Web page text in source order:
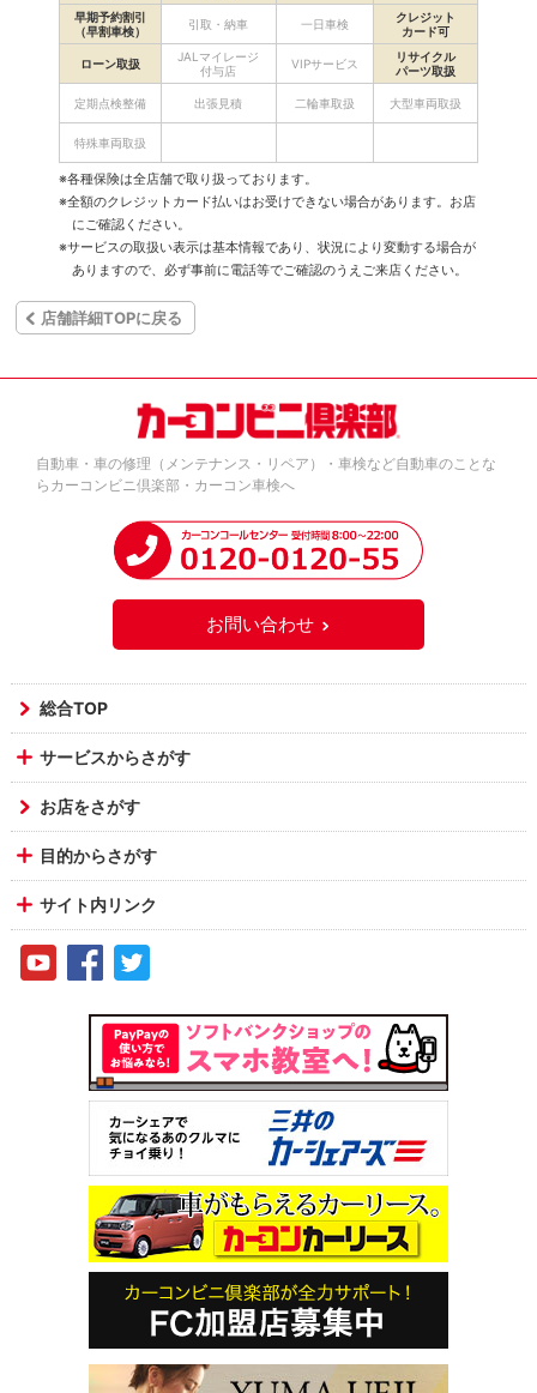
早期予約割引
（早割車検）
引取・納車 一日車検
クレジット
カード可
ローン取扱
JALマイレージ
付与店
VIPサービス
リサイクル
パーツ取扱
定期点検整備 出張見積 二輪車取扱 大型車両取扱
特殊車両取扱
※各種保険は全店舗で取り扱っております。
※全額のクレジットカード払いはお受けできない場合があります。お店
にご確認ください。
※サービスの取扱い表示は基本情報であり、状況により変動する場合が
ありますので、必ず事前に電話等でご確認のうえご来店ください。
店舗詳細TOPに戻る
自動車・車の修理（メンテナンス・リペア）・車検など自動車のことな
らカーコンビニ倶楽部・カーコン車検へ
お問い合わせ
総合TOP
サービスからさがす
お店をさがす
目的からさがす
サイト内リンク